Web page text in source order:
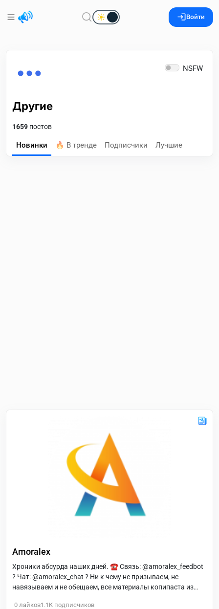
Войти
NSFW
Другие
1659 постов
Новинки 🔥 В тренде Подписчики Лучшие
Amoralex
Хроники абсурда наших дней. ☎️ Связь: @amoralex_feedbot
? Чат: @amoralex_chat ? Ни к чему не призываем, не
навязываем и не обещаем, все материалы копипаста из
0 лайков1.1K подписчиков